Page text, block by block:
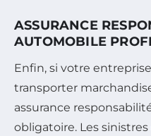
ASSURANCE
AUTOMOBILE
Enfin, si votre
transporter
assurance
obligatoire. Les